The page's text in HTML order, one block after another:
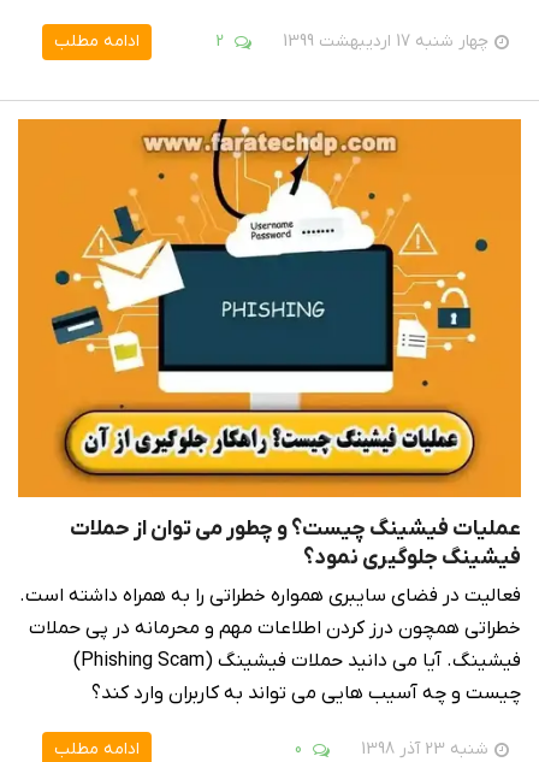
چهار شنبه 17 اردیبهشت 1399 2 ادامه مطلب
عملیات فیشینگ چیست؟ و چطور می توان از حملات
فیشینگ جلوگیری نمود؟
فعالیت در فضای سایبری همواره خطراتی را به همراه داشته است.
خطراتی همچون درز کردن اطلاعات مهم و محرمانه در پی حملات
فیشینگ. آیا می دانید حملات فیشینگ (Phishing Scam)
چیست و چه آسیب هایی می تواند به کاربران وارد کند؟
شنبه 23 آذر 1398 0 ادامه مطلب